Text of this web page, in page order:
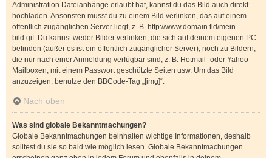
Administration Dateianhänge erlaubt hat, kannst du das Bild auch direkt
hochladen. Ansonsten musst du zu einem Bild verlinken, das auf einem
öffentlich zugänglichen Server liegt, z. B. http://www.domain.tld/mein-
bild.gif. Du kannst weder Bilder verlinken, die sich auf deinem eigenen PC
befinden (außer es ist ein öffentlich zugänglicher Server), noch zu Bildern,
die nur nach einer Anmeldung verfügbar sind, z. B. Hotmail- oder Yahoo-
Mailboxen, mit einem Passwort geschützte Seiten usw. Um das Bild
anzuzeigen, benutze den BBCode-Tag „[img]“.
Nach oben
Was sind globale Bekanntmachungen?
Globale Bekanntmachungen beinhalten wichtige Informationen, deshalb
solltest du sie so bald wie möglich lesen. Globale Bekanntmachungen